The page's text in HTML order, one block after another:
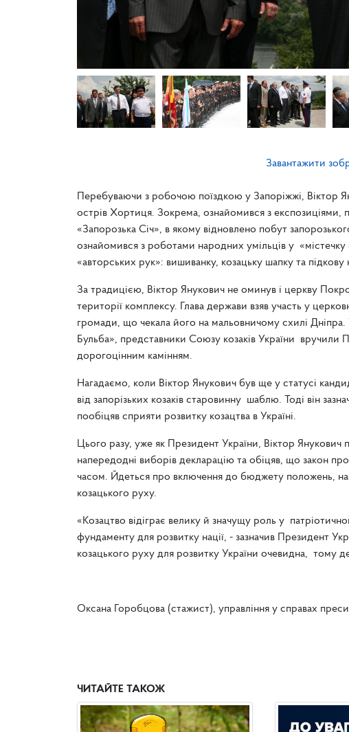
Завантажити
Перебуваючи з робочою поїздкою у Запоріжжі, Віктор
острів Хортиця. Зокрема, ознайомився з
«Запорозька Січ», в якому відновлено побут
ознайомився з роботами народних умільців у «містечку
«авторських рук»: вишиванку, козацьку шапку та підкову
За традицією, Віктор Янукович не оминув і церкву
території комплексу. Глава держави взяв участь у
громади, що чекала його на мальовничому схилі Дніпра.
Бульба», представники Союзу козаків України вручили
дорогоцінним камінням.
Нагадаємо, коли Віктор Янукович був ще у статусі
від запорізьких козаків старовинну шаблю. Тоді він
пообіцяв сприяти розвитку козацтва в Україні.
Цього разу, уже як Президент України, Віктор Янукович
напередодні виборів декларацію та обіцяв, що закон
часом. Йдеться про включення до бюджету положень,
козацького руху.
«Козацтво відіграє велику й значущу роль у
фундаменту для розвитку нації, - зазначив Президент
козацького руху для розвитку України очевидна, тому
Оксана Горобцова (стажист), управління у справах преси
ЧИТАЙТЕ ТАКОЖ